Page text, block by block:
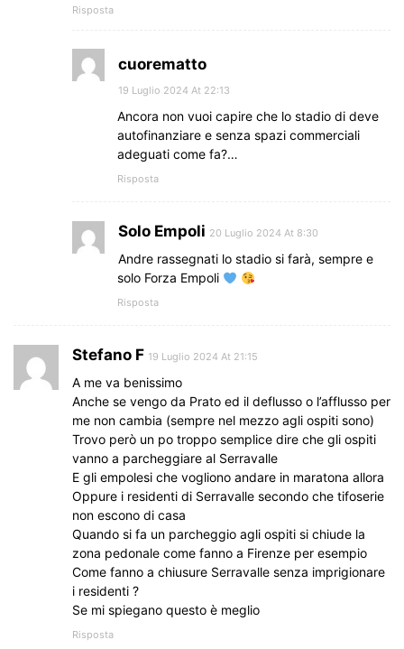
Risposta
cuorematto
19 Luglio 2024 At 22:13
Ancora non vuoi capire che lo stadio di deve
autofinanziare e senza spazi commerciali
adeguati come fa?…
Risposta
Solo Empoli 20 Luglio 2024 At 8:30
Andre rassegnati lo stadio si farà, sempre e
solo Forza Empoli
Risposta
Stefano F 19 Luglio 2024 At 21:15
A me va benissimo
Anche se vengo da Prato ed il deflusso o l’afflusso per
me non cambia (sempre nel mezzo agli ospiti sono)
Trovo però un po troppo semplice dire che gli ospiti
vanno a parcheggiare al Serravalle
E gli empolesi che vogliono andare in maratona allora
Oppure i residenti di Serravalle secondo che tifoserie
non escono di casa
Quando si fa un parcheggio agli ospiti si chiude la
zona pedonale come fanno a Firenze per esempio
Come fanno a chiusure Serravalle senza imprigionare
i residenti ?
Se mi spiegano questo è meglio
Risposta